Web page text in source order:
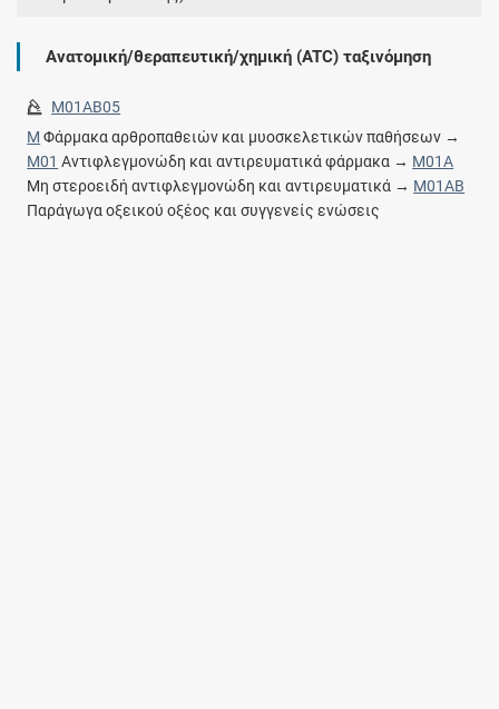
Ανατομική/θεραπευτική/χημική (ATC) ταξινόμηση
M01AB05
M Φάρμακα αρθροπαθειών και μυοσκελετικών παθήσεων →
M01 Αντιφλεγμονώδη και αντιρευματικά φάρμακα → M01A
Μη στεροειδή αντιφλεγμονώδη και αντιρευματικά → M01AB
Παράγωγα οξεικού οξέος και συγγενείς ενώσεις